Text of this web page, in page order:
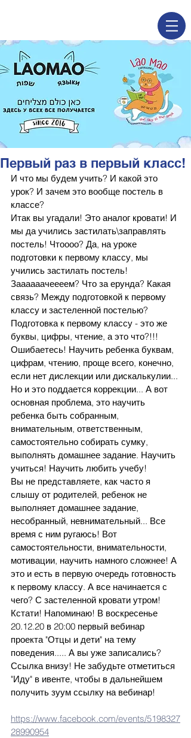
Первый раз в первый класс!
И что мы будем учить? И какой это
урок? И зачем это вообще постель в
классе?
Итак вы угадали! Это аналог кровати! И
мы да учились застилать\заправлять
постель! Чтоооо? Да, на уроке
подготовки к первому классу, мы
учились застилать постель!
Заааааачеееем? Что за ерунда? Какая
связь? Между подготовкой к первому
классу и застеленной постелью?
Подготовка к первому классу - это же
буквы, цифры, чтение, а это что?!!!
Ошибаетесь! Научить ребенка буквам,
цифрам, чтению, проще всего, конечно,
если нет дислекции или дискалькулии...
Но и это поддается коррекции... А вот
основная проблема, это научить
ребенка быть собранным,
внимательным, ответственным,
самостоятельно собирать сумку,
выполнять домашнее задание. Научить
учиться! Научить любить учебу!
Вы не представляете, как часто я
слышу от родителей, ребенок не
выполняет домашнее задание,
несобранный, невнимательный... Все
время с ним ругаюсь! Вот
самостоятельности, внимательности,
мотивации, научить намного сложнее! А
это и есть в первую очередь готовность
к первому классу. А все начинается с
чего? С застеленной кровати утром!
Кстати! Напоминаю! В воскресенье
20.12.20 в 20:00 первый вебинар
проекта "Отцы и дети" на тему
поведения..... А вы уже записались?
Ссылка внизу! Не забудьте отметиться
"Иду" в ивенте, чтобы в дальнейшем
получить зуум ссылку на вебинар!
https://www.facebook.com/events/5198327
28990954